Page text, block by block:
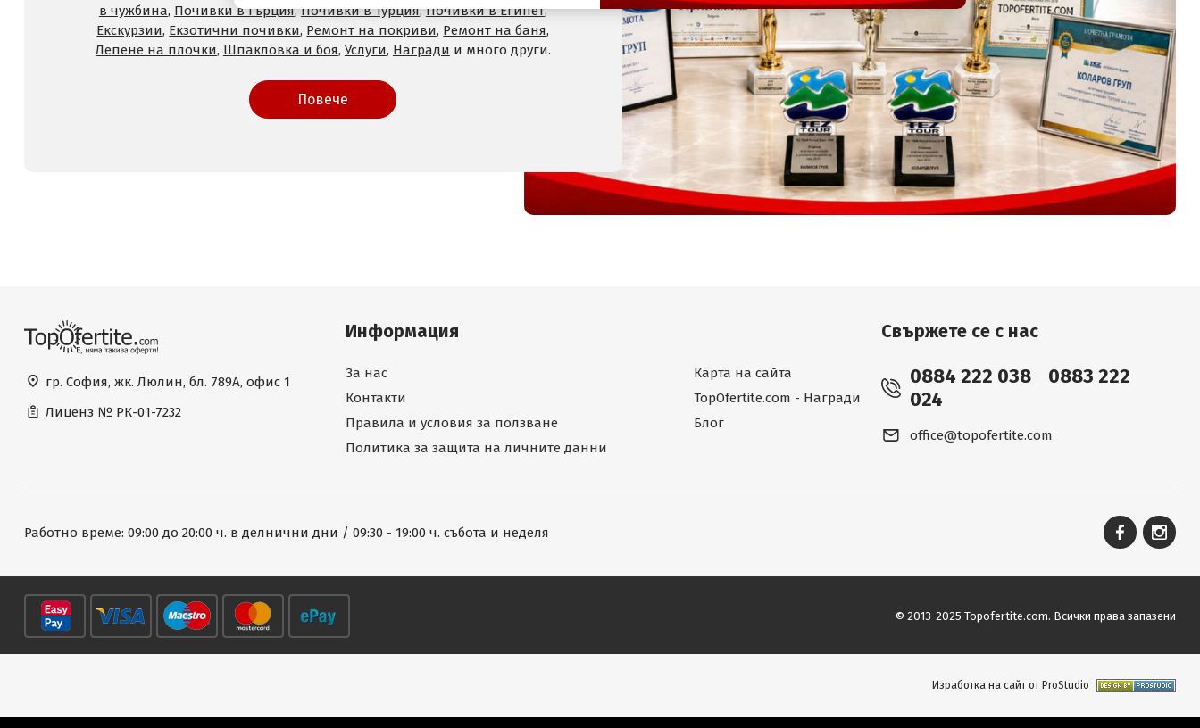
в чужбина, Почивки в Гърция,Почивки в Турция,Почивки в Египет,
Екскурзии, Екзотични почивки, Ремонт на покриви, Ремонт на баня,
Лепене на плочки, Шпакловка и боя, Услуги, Награди и много други.
Повече
гр. София, жк. Люлин, бл. 789А, офис 1
Лиценз № РК-01-7232
Информация
За нас
Контакти
Правила и условия за ползване
Политика за защита на личните данни
Карта на сайта
TopOfertite.com - Награди
Блог
Свържете се с нас
0884 222 038
0883 222
024
office@topofertite.com
Работно време: 09:00 до 20:00 ч. в делнични дни / 09:30 - 19:00 ч. събота и неделя
© 2013-2025 Topofertite.com. Всички права запазени
Изработка на сайт от ProStudio